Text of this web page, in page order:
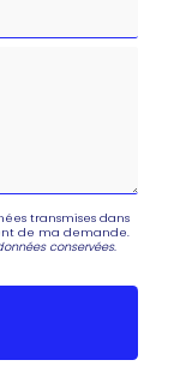
transmises dans
de ma demande.
conservées.